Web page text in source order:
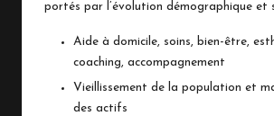
portés par l’évolution démographique et
Aide à domicile, soins, bien-être,
coaching, accompagnement
Vieillissement de la population et
des actifs